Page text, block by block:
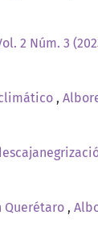
2 Núm. 3
,
Querétaro ,